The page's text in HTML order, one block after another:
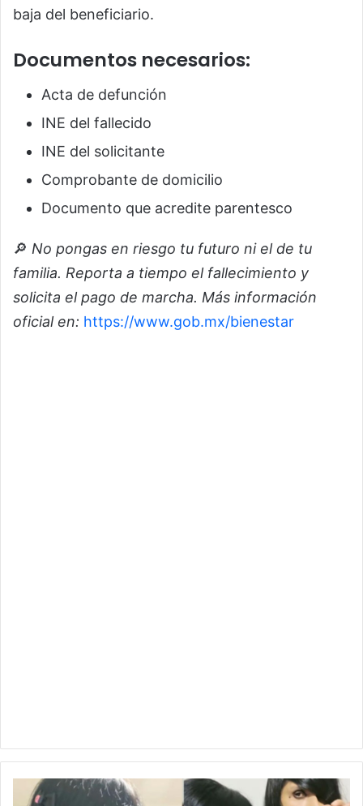
baja del beneficiario.
Documentos necesarios:
Acta de defunción
INE del fallecido
INE del solicitante
Comprobante de domicilio
Documento que acredite parentesco
🔎 No pongas en riesgo tu futuro ni el de tu
familia. Reporta a tiempo el fallecimiento y
solicita el pago de marcha. Más información
oficial en: https://www.gob.mx/bienestar
“Emos
unidos,